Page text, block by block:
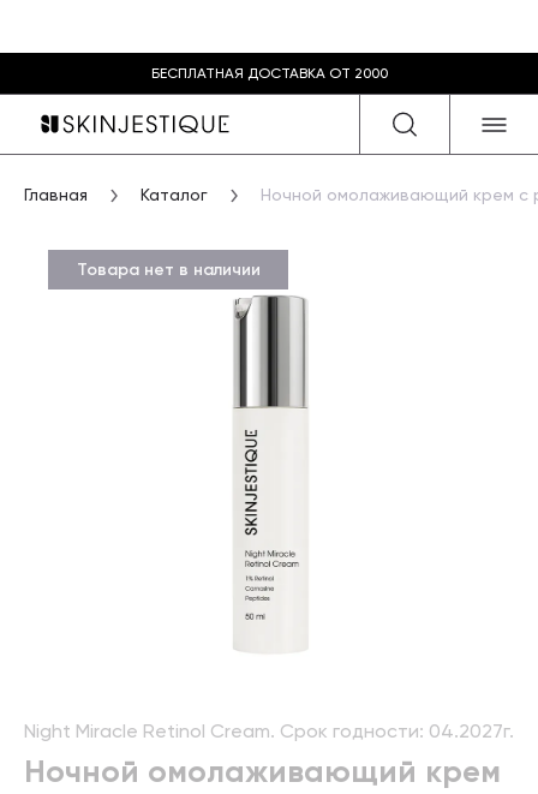
БЕСПЛАТНАЯ ДОСТАВКА ОТ 2000
Главная Каталог Ночной омолаживающий крем с
Night Miracle Retinol Cream. Срок годности: 04.2027г.
Ночной омолаживающий крем
Товара нет в наличии